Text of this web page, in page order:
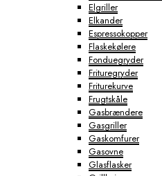
Elgriller
Elkander
Espressokopper
Flaskekølere
Fonduegryder
Frituregryder
Friturekurve
Frugtskåle
Gasbrændere
Gasgriller
Gaskomfurer
Gasovne
Glasflasker